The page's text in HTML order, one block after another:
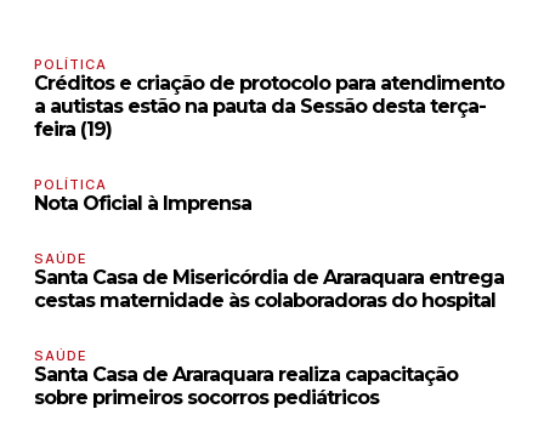
POLÍTICA
Créditos e criação de protocolo para atendimento
a autistas estão na pauta da Sessão desta terça-
feira (19)
POLÍTICA
Nota Oficial à Imprensa
SAÚDE
Santa Casa de Misericórdia de Araraquara entrega
cestas maternidade às colaboradoras do hospital
SAÚDE
Santa Casa de Araraquara realiza capacitação
sobre primeiros socorros pediátricos